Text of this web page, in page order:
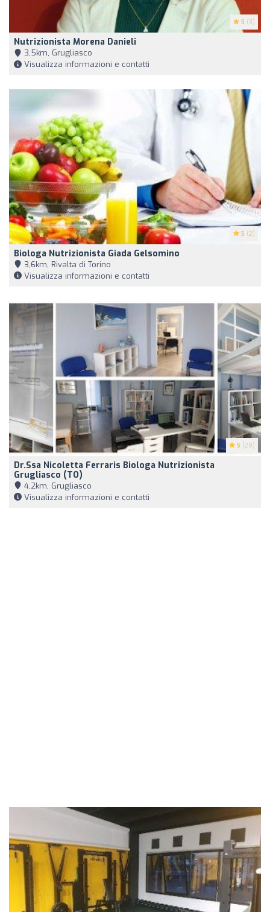
5 (3)
Nutrizionista Morena Danieli
3,5km, Grugliasco
Visualizza informazioni e contatti
5 (2)
Biologa Nutrizionista Giada Gelsomino
3,6km, Rivalta di Torino
Visualizza informazioni e contatti
5 (29)
Dr.ssa Nicoletta Ferraris Biologa Nutrizionista
Grugliasco (TO)
4,2km, Grugliasco
Visualizza informazioni e contatti